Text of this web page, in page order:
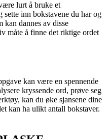
lurt å bruke et
inn bokstavene du har og
kan dannes av disse
måte å finne det riktige ordet
kan være en spennende
kryssende ord, prøve seg
kan du øke sjansene dine
kan ha ulikt antall bokstaver.